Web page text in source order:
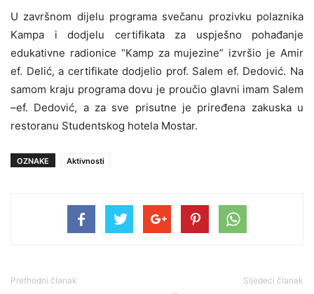
U završnom dijelu programa svečanu prozivku polaznika
Kampa i dodjelu certifikata za uspješno pohađanje
edukativne radionice “Kamp za mujezine” izvršio je Amir
ef. Delić, a certifikate dodjelio prof. Salem ef. Dedović. Na
samom kraju programa dovu je proučio glavni imam Salem
–ef. Dedović, a za sve prisutne je priređena zakuska u
restoranu Studentskog hotela Mostar.
OZNAKE Aktivnosti
Prethodni članak Sljedeći članak